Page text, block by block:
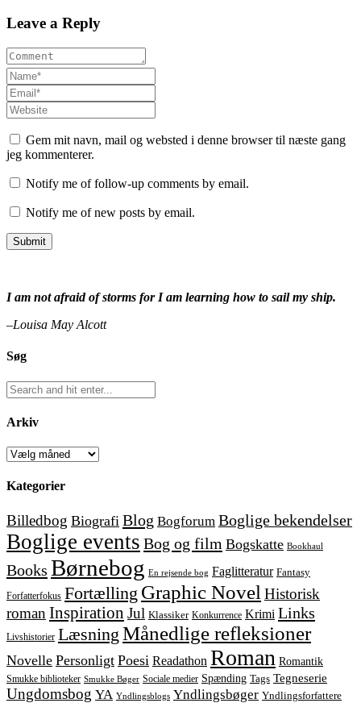
Leave a Reply
Gem mit navn, mail og websted i denne browser til næste gang
jeg kommenterer.
Notify me of follow-up comments by email.
Notify me of new posts by email.
I am not afraid of storms for I am learning how to sail my ship.
–Louisa May Alcott
Søg
Arkiv
Arkiv
Kategorier
Billedbog Biografi Blog Bogforum Boglige bekendelser
Boglige events Bog og film Bogskatte Bookhaul
Books Børnebog En rejsende bog Faglitteratur Fantasy
Forfatterfokus Fortælling Graphic Novel Historisk
roman Inspiration Jul Klassiker Konkurrence Krimi Links
Livshistorier Læsning Månedlige refleksioner
Novelle Personligt Poesi Readathon Roman Romantik
Smukke biblioteker Smukke Bøger Sociale medier Spænding Tags Tegneserie
Ungdomsbog YA Yndlingsblogs Yndlingsbøger Yndlingsforfattere